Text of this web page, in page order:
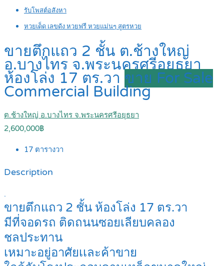
รับโพสต์อสังหา
หวยเด็ด เลขดัง หวยฟรี หวยแม่นๆ สูตรหวย
ขายตึกแถว 2 ชั้น ต.ช้างใหญ่
อ.บางไทร จ.พระนครศรีอยุธยา
ห้องโล่ง 17 ตร.วา ขาย For Sale
Commercial Building
ต.ช้างใหญ่ อ.บางไทร จ.พระนครศรีอยุธยา
2,600,000฿
17 ตารางวา
Description
.
ขายตึกแถว 2 ชั้น ห้องโล่ง 17 ตร.วา
มีที่จอดรถ ติดถนนซอยเลียบคลอง
ชลประทาน
เหมาะอยู่อาศัยเเละค้าขาย